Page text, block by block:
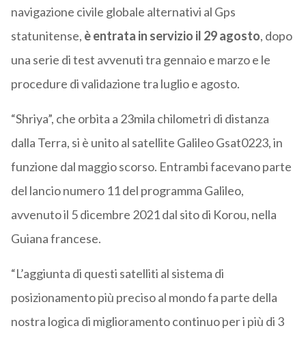
navigazione civile globale alternativi al Gps
statunitense, è entrata in servizio il 29 agosto, dopo
una serie di test avvenuti tra gennaio e marzo e le
procedure di validazione tra luglio e agosto.
“Shriya”, che orbita a 23mila chilometri di distanza
dalla Terra, si è unito al satellite Galileo Gsat0223, in
funzione dal maggio scorso. Entrambi facevano parte
del lancio numero 11 del programma Galileo,
avvenuto il 5 dicembre 2021 dal sito di Korou, nella
Guiana francese.
“L’aggiunta di questi satelliti al sistema di
posizionamento più preciso al mondo fa parte della
nostra logica di miglioramento continuo per i più di 3